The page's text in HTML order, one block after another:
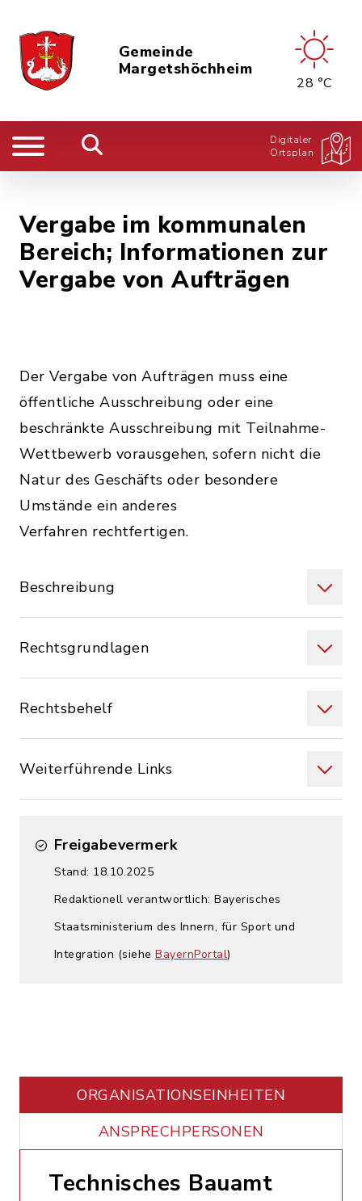
Gemeinde
Margetshöchheim
28 °C
Digitaler
Ortsplan
Vergabe im kommunalen
Bereich; Informationen zur
Vergabe von Aufträgen
Der Vergabe von Aufträgen muss eine
öffentliche Ausschreibung oder eine
beschränkte Ausschreibung mit Teilnahme-
Wettbewerb vorausgehen, sofern nicht die
Natur des Geschäfts oder besondere
Umstände ein anderes
Verfahren rechtfertigen.
Beschreibung
Rechtsgrundlagen
Rechtsbehelf
Weiterführende Links
Freigabevermerk
Stand: 18.10.2025
Redaktionell verantwortlich: Bayerisches
Staatsministerium des Innern, für Sport und
Integration (siehe BayernPortal)
ORGANISATIONS­EINHEITEN
ANSPRECHPERSONEN
Technisches Bauamt